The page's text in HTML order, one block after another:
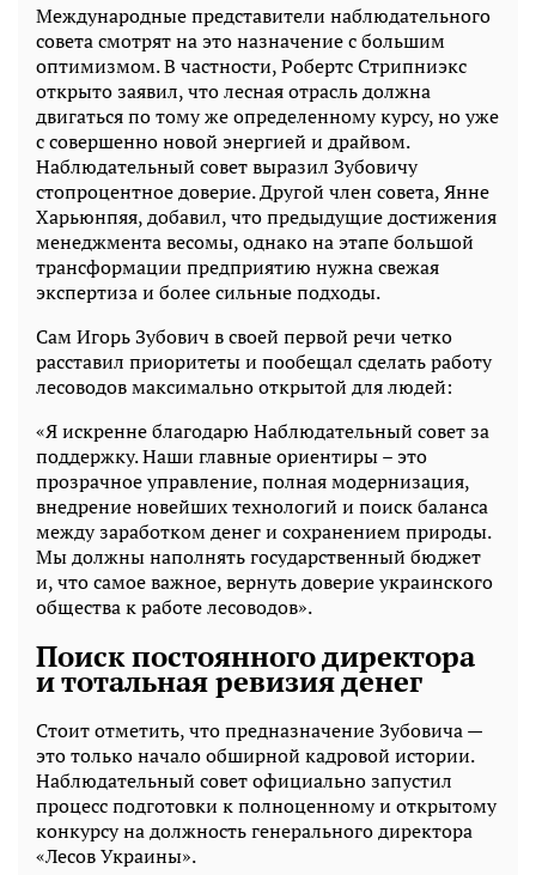
Международные представители наблюдательного
совета смотрят на это назначение с большим
оптимизмом. В частности, Робертс Стрипниэкс
открыто заявил, что лесная отрасль должна
двигаться по тому же определенному курсу, но уже
с совершенно новой энергией и драйвом.
Наблюдательный совет выразил Зубовичу
стопроцентное доверие. Другой член совета, Янне
Харьюнпяя, добавил, что предыдущие достижения
менеджмента весомы, однако на этапе большой
трансформации предприятию нужна свежая
экспертиза и более сильные подходы.
Сам Игорь Зубович в своей первой речи четко
расставил приоритеты и пообещал сделать работу
лесоводов максимально открытой для людей:
«Я искренне благодарю Наблюдательный совет за
поддержку. Наши главные ориентиры – это
прозрачное управление, полная модернизация,
внедрение новейших технологий и поиск баланса
между заработком денег и сохранением природы.
Мы должны наполнять государственный бюджет
и, что самое важное, вернуть доверие украинского
общества к работе лесоводов».
Поиск постоянного директора
и тотальная ревизия денег
Стоит отметить, что предназначение Зубовича —
это только начало обширной кадровой истории.
Наблюдательный совет официально запустил
процесс подготовки к полноценному и открытому
конкурсу на должность генерального директора
«Лесов Украины».